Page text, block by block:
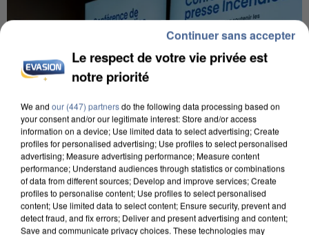
INCENDIES : L’ÎLE-DE-FRANCE LANCE UN ÉLAN
DE SOLIDARITÉ AVEC LES...
Le respect de votre vie privée est
notre priorité
We and our (447) partnersdo the following data processing based on
your consent and/or our legitimate interest: Store and/or access
information on a device; Use limited data to select advertising; Create
profiles for personalised advertising; Use profiles to select personalised
advertising; Measure advertising performance; Measure content
performance; Understand audiences through statistics or combinations
of data from different sources; Develop and improve services; Create
profiles to personalise content; Use profiles to select personalised
content; Use limited data to select content; Ensure security, prevent and
detect fraud, and fix errors; Deliver and present advertising and content;
Save and communicate privacy choices. These technologies may
Continuer sans accepter